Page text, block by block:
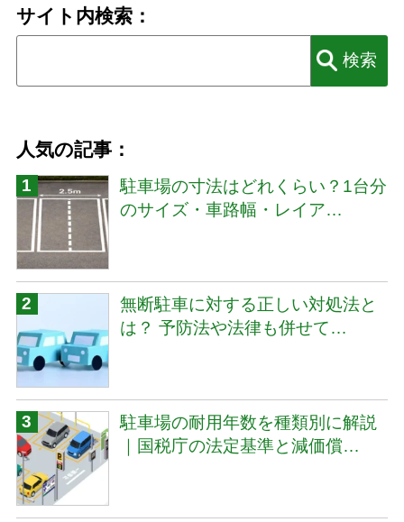
サイト内検索：
人気の記事：
駐車場の寸法はどれくらい？1台分
のサイズ・車路幅・レイア…
無断駐車に対する正しい対処法と
は？ 予防法や法律も併せて…
駐車場の耐用年数を種類別に解説
｜国税庁の法定基準と減価償…